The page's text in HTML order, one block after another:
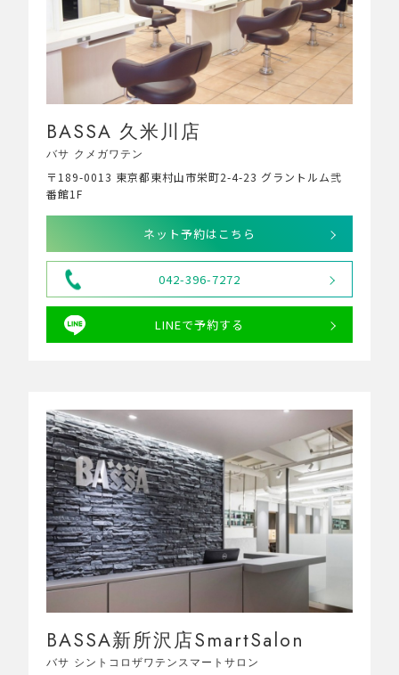
BASSA 久米川店
バサ クメガワテン
〒189-0013 東京都東村山市栄町2-4-23 グラントルム弐
番館1F
ネット予約はこちら
042-396-7272
LINEで予約する
BASSA新所沢店SmartSalon
バサ シントコロザワテンスマートサロン